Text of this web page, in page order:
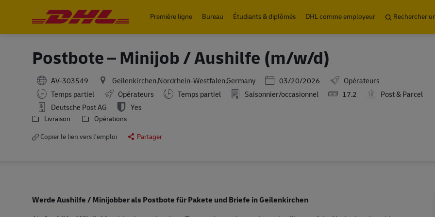
Première ligne
Bureau Étudiants & diplômés DHL comme employeur Rechercher
Postbote – Minijob / Aushilfe (m/w/d)
AV-303549 Geilenkirchen,Nordrhein-Westfalen,Germany Posted Date
03/20/2026
Opérateurs
Temps partiel
Opérateurs Working Hours
Temps partiel Saisonnier/occasionnel 17.2
Post & Parcel
Deutsche Post AG
Yes
Livraison
Opérations
Copier le lien vers l’emploi
Partager
Werde Aushilfe / Minijobber als Postbote für Pakete und Briefe in Geilenkirchen